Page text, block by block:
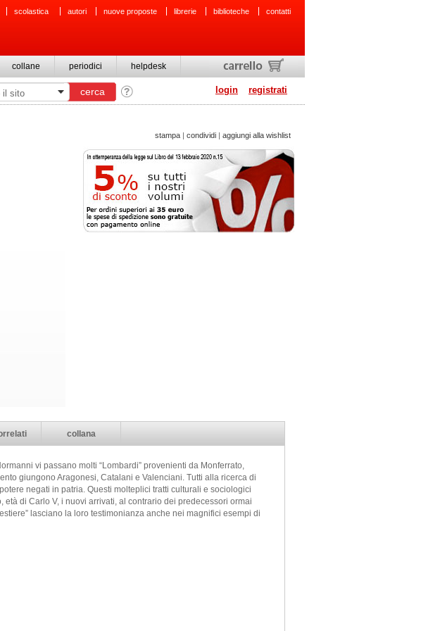
scolastica autori nuove proposte librerie biblioteche contatti
collane periodici helpdesk
login registrati
stampa | condividi | aggiungi alla wishlist
collana
vi passano molti “Lombardi” provenienti da Monferrato,
giungono Aragonesi, Catalani e Valenciani. Tutti alla ricerca di
negati in patria. Questi molteplici tratti culturali e sociologici
di Carlo V, i nuovi arrivati, al contrario dei predecessori ormai
lasciano la loro testimonianza anche nei magnifici esempi di